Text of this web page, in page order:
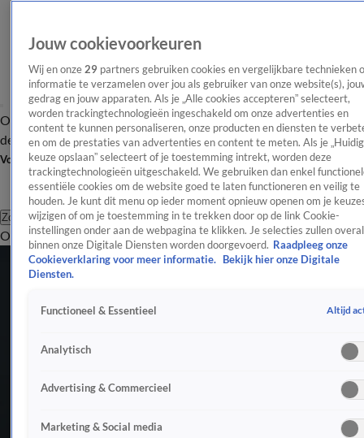
OverzichtAfleveringen Entertainment TV Algemeen
Tip
de redactieNieuwsbrief
Volg Shownieuws
Zoeken
OverzichtEntertainmentSpraakmakendRealityCrimeVideo's
Jouw cookievoorkeuren
Wij en onze 29 partners gebruiken cookies en vergelijkbare technieken
informatie te verzamelen over jou als gebruiker van onze website(s),
gedrag en jouw apparaten. Als je „Alle cookies accepteren” selecteert,
worden trackingtechnologieën ingeschakeld om onze advertenties en
content te kunnen personaliseren, onze producten en diensten te
en om de prestaties van advertenties en content te meten. Als je
keuze opslaan” selecteert of je toestemming intrekt, worden deze
trackingtechnologieën uitgeschakeld. We gebruiken dan enkel
essentiële cookies om de website goed te laten functioneren en veilig te
houden. Je kunt dit menu op ieder moment opnieuw openen om je
wijzigen of om je toestemming in te trekken door op de link Cookie-
instellingen onder aan de webpagina te klikken. Je selecties zullen overal
binnen onze Digitale Diensten worden doorgevoerd. Raadpleeg onze
Cookieverklaring voor meer informatie.
Bekijk hier onze Digitale
Diensten.
Functioneel & Essentieel Altijd
Analytisch
Advertising & Commercieel
Marketing & Social media